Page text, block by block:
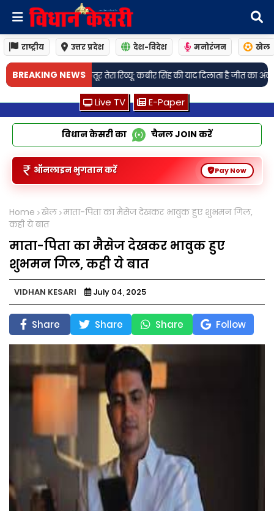
राष्ट्रीय उत्तर प्रदेश देश-विदेश मनोरंजन खेल
BREAKING NEWS
रिव्यू: कबीर सिंह की याद दिलाता है जीत का अंदाज़, लेकिन पहचान है बिल्कुल
Live TV E-Paper
विधान केसरी का चैनलJOIN करें
ऑनलाइन भुगतान करें Pay Now
Home खेल माता-पिता का मैसेज देखकर भावुक हुए शुभमन गिल,
कही ये बात
माता-पिता का मैसेज देखकर भावुक हुए
शुभमन गिल, कही ये बात
VIDHAN KESARI July 04, 2025
Share Share Share Follow